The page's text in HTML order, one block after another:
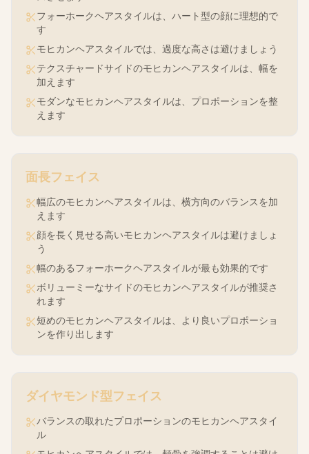
フォーホークヘアスタイルは、ハート型の顔に理想的で
す
モヒカンヘアスタイルでは、過度な高さは避けましょう
テクスチャードサイドのモヒカンヘアスタイルは、幅を
加えます
モダンなモヒカンヘアスタイルは、プロポーションを整
えます
面長フェイス
幅広のモヒカンヘアスタイルは、横方向のバランスを加
えます
顔を長く見せる高いモヒカンヘアスタイルは避けましょ
う
幅のあるフォーホークヘアスタイルが最も効果的です
ボリューミーなサイドのモヒカンヘアスタイルが推奨さ
れます
短めのモヒカンヘアスタイルは、より良いプロポーショ
ンを作り出します
ダイヤモンド型フェイス
バランスの取れたプロポーションのモヒカンヘアスタイ
ル